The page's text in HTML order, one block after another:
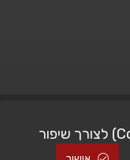
© All Rights Reserved |
אתר זה משתמש בעוגיות (Cookies) לצורך שיפור